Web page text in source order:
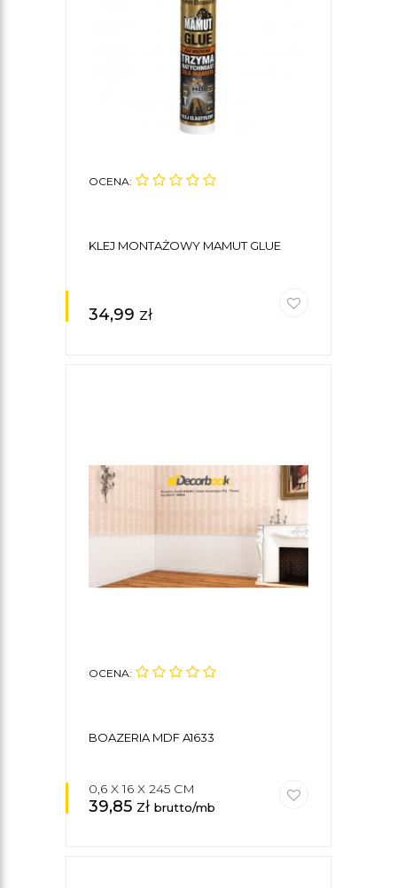
OCENA:
KLEJ MONTAŻOWY MAMUT GLUE
34,99 zł
OCENA:
BOAZERIA MDF A1633
0,6 X 16 X 245 CM
39,85 zł brutto/mb